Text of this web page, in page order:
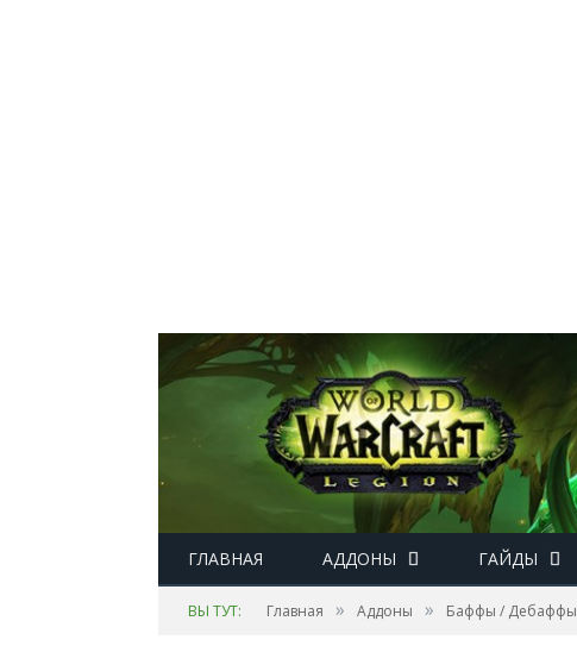
ГЛАВНАЯ АДДОНЫ ГАЙДЫ
ВЫ ТУТ: Главная » Аддоны » Баффы / Дебаффы